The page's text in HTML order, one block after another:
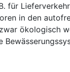
für
in den